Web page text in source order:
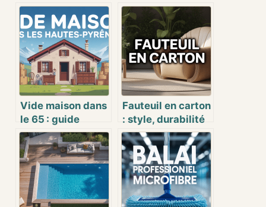
Vide maison dans
le 65 : guide
pratique pour
organiser,
valoriser et
réussir
Fauteuil en carton
: style, durabilité
et innovation pour
votre intérieur